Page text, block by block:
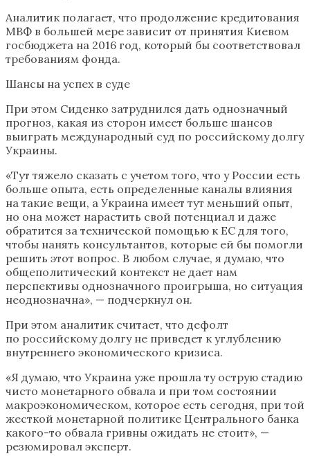
Аналитик полагает, что продолжение кредитования
МВФ в большей мере зависит от принятия Киевом
госбюджета на 2016 год, который бы соответствовал
требованиям фонда.
Шансы на успех в суде
При этом Сиденко затруднился дать однозначный
прогноз, какая из сторон имеет больше шансов
выиграть международный суд по российскому долгу
Украины.
«Тут тяжело сказать с учетом того, что у России есть
больше опыта, есть определенные каналы влияния
на такие вещи, а Украина имеет тут меньший опыт,
но она может нарастить свой потенциал и даже
обратится за технической помощью к ЕС для того,
чтобы нанять консультантов, которые ей бы помогли
решить этот вопрос. В любом случае, я думаю, что
общеполитический контекст не дает нам
перспективы однозначного проигрыша, но ситуация
неоднозначна», — подчеркнул он.
При этом аналитик считает, что дефолт
по российскому долгу не приведет к углублению
внутреннего экономического кризиса.
«Я думаю, что Украина уже прошла ту острую стадию
чисто монетарного обвала и при том состоянии
макроэкономическом, которое есть сегодня, при той
жесткой монетарной политике Центрального банка
какого-то обвала гривны ожидать не стоит», —
резюмировал эксперт.